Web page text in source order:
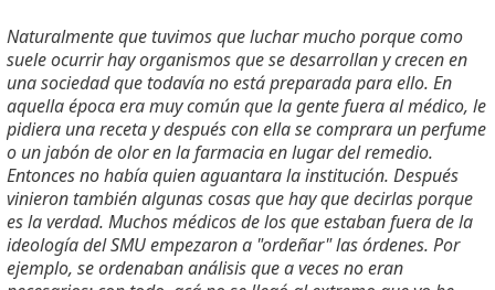
Naturalmente que tuvimos que luchar mucho porque como
suele ocurrir hay organismos que se desarrollan y crecen en
una sociedad que todavía no está preparada para ello. En
aquella época era muy común que la gente fuera al médico, le
pidiera una receta y después con ella se comprara un perfume
o un jabón de olor en la farmacia en lugar del remedio.
Entonces no había quien aguantara la institución. Después
vinieron también algunas cosas que hay que decirlas porque
es la verdad. Muchos médicos de los que estaban fuera de la
ideología del SMU empezaron a "ordeñar" las órdenes. Por
ejemplo, se ordenaban análisis que a veces no eran